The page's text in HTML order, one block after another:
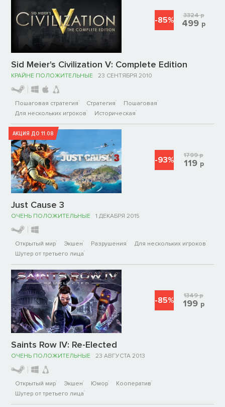
Sid Meier's Civilization V: Complete Edition
КРАЙНЕ ПОЛОЖИТЕЛЬНЫЕ 23 СЕНТЯБРЯ 2010
Пошаговая стратегия Стратегия
Пошаговая
Для нескольких игроков
Историческая
-85% 3324р
499 р
АКЦИЯ ДО 11.08
Just Cause 3
ОЧЕНЬ ПОЛОЖИТЕЛЬНЫЕ 1 ДЕКАБРЯ 2015
Открытый мир Экшен Разрушения
Для нескольких игроков
Шутер от третьего лица
-93% 1799р
119 р
Saints Row IV: Re-Elected
ОЧЕНЬ ПОЛОЖИТЕЛЬНЫЕ 23 АВГУСТА 2013
Открытый мир Экшен Юмор
Кооператив
Шутер от третьего лица
-85% 1349р
199 р